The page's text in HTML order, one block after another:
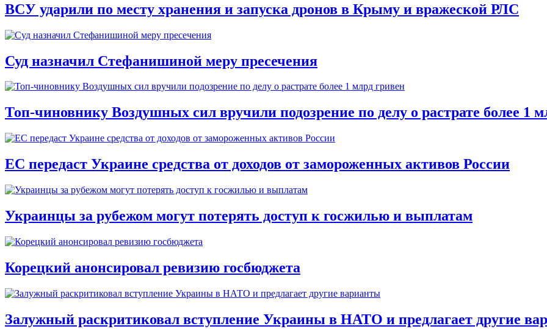
ВСУ ударили по месту хранения и запуска дронов в Крыму и вражеской РЛС
Суд назначил Стефанишиной меру пресечения
Топ-чиновнику Воздушных сил вручили подозрение по делу о растрате более 1
ЕС передаст Украине средства от доходов от замороженных активов России
Украинцы за рубежом могут потерять доступ к госжилью и выплатам
Корецкий анонсировал ревизию госбюджета
Залужный раскритиковал вступление Украины в НАТО и предлагает другие